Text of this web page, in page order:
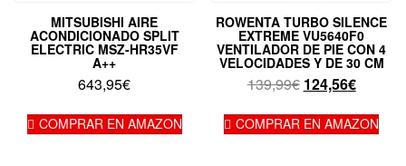
MITSUBISHI AIRE
ACONDICIONADO SPLIT
ELECTRIC MSZ-HR35VF
A++
643,95€
COMPRAR EN AMAZON
ROWENTA TURBO SILENCE
EXTREME VU5640F0
VENTILADOR DE PIE CON 4
VELOCIDADES Y DE 30 CM
139,99€ El
original
124,56€El
actual
COMPRAR EN AMAZON